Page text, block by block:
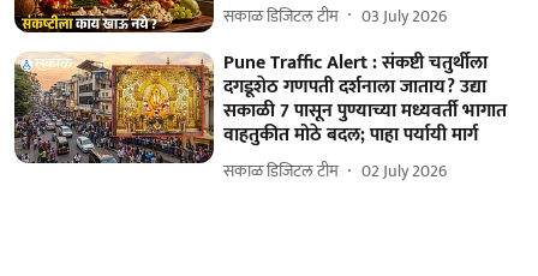
सकाळ डिजिटल टीम 03 July 2026
Pune Traffic Alert : संकष्टी चतुर्थीला
दगडूशेठ गणपती दर्शनाला जाताय? उद्या
सकाळी 7 पासून पुण्याच्या मध्यवर्ती भागात
वाहतुकीत मोठे बदल; पाहा पर्यायी मार्ग
सकाळ डिजिटल टीम 02 July 2026